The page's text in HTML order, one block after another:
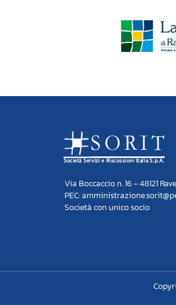
Via Boccaccio n. 16 - 48121
PEC:
Società con unico socio